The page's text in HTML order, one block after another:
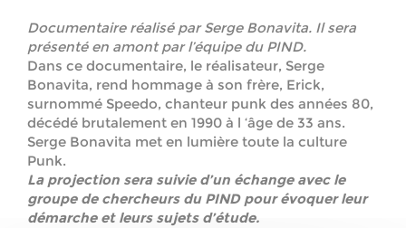
Documentaire réalisé par Serge Bonavita. Il sera
présenté en amont par l’équipe du PIND.
Dans ce documentaire, le réalisateur, Serge
Bonavita, rend hommage à son frère, Erick,
surnommé Speedo, chanteur punk des années 80,
décédé brutalement en 1990 à l ‘âge de 33 ans.
Serge Bonavita met en lumière toute la culture
Punk.
La projection sera suivie d’un échange avec le
groupe de chercheurs du PIND pour évoquer leur
démarche et leurs sujets d’étude.